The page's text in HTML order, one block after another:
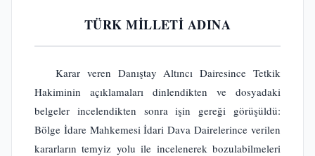
TÜRK MİLLETİ ADINA
Karar veren Danıştay Altıncı Dairesince Tetkik
Hakiminin açıklamaları dinlendikten ve dosyadaki
belgeler incelendikten sonra işin gereği görüşüldü:
Bölge İdare Mahkemesi İdari Dava Dairelerince verilen
kararların temyiz yolu ile incelenerek bozulabilmeleri